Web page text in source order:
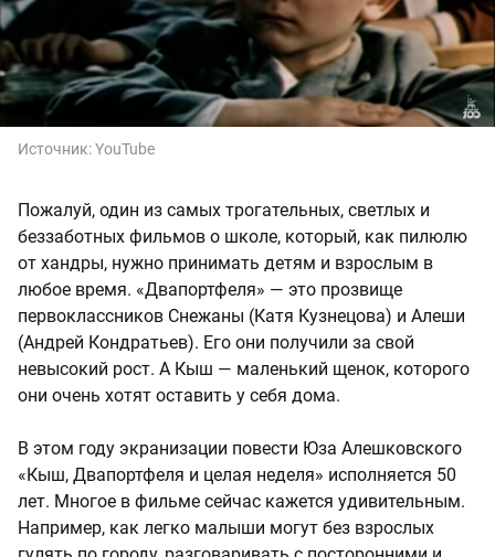
Источник:YouTube
Пожалуй, один из самых трогательных, светлых и
беззаботных фильмов о школе, который, как пилюлю
от хандры, нужно принимать детям и взрослым в
любое время. «Двапортфеля» — это прозвище
первоклассников Снежаны (Катя Кузнецова) и Алеши
(Андрей Кондратьев). Его они получили за свой
невысокий рост. А Кыш — маленький щенок, которого
они очень хотят оставить у себя дома.
В этом году экранизации повести Юза Алешковского
«Кыш, Двапортфеля и целая неделя» исполняется 50
лет. Многое в фильме сейчас кажется удивительным.
Например, как легко малыши могут без взрослых